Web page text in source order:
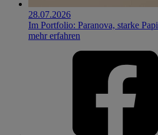
28.07.2026
Im Portfolio: Paranova, starke
mehr erfahren